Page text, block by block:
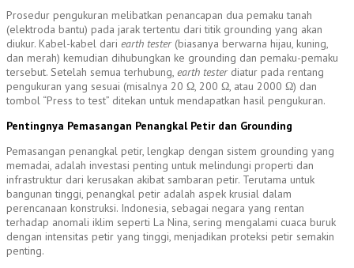
Prosedur pengukuran melibatkan penancapan dua pemaku tanah
(elektroda bantu) pada jarak tertentu dari titik grounding yang akan
diukur. Kabel-kabel dari earth tester(biasanya berwarna hijau, kuning,
dan merah) kemudian dihubungkan ke grounding dan pemaku-pemaku
tersebut. Setelah semua terhubung, earth testerdiatur pada rentang
pengukuran yang sesuai (misalnya 20 Ω, 200 Ω, atau 2000 Ω) dan
tombol “Press to test” ditekan untuk mendapatkan hasil pengukuran.
Pentingnya Pemasangan Penangkal Petir dan Grounding
Pemasangan penangkal petir, lengkap dengan sistem grounding yang
memadai, adalah investasi penting untuk melindungi properti dan
infrastruktur dari kerusakan akibat sambaran petir. Terutama untuk
bangunan tinggi, penangkal petir adalah aspek krusial dalam
perencanaan konstruksi. Indonesia, sebagai negara yang rentan
terhadap anomali iklim seperti La Nina, sering mengalami cuaca buruk
dengan intensitas petir yang tinggi, menjadikan proteksi petir semakin
penting.